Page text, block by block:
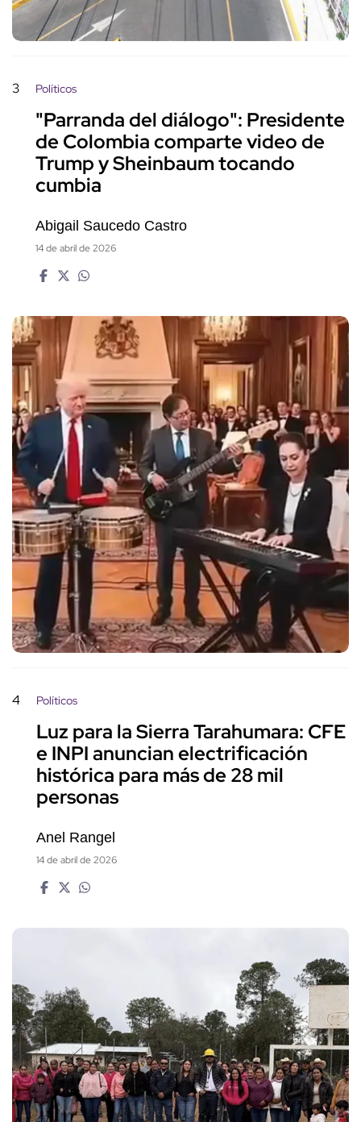
3 Políticos
"Parranda del diálogo": Presidente
de Colombia comparte video de
Trump y Sheinbaum tocando
cumbia
Abigail Saucedo Castro
14 de abril de 2026
4 Políticos
Luz para la Sierra Tarahumara: CFE
e INPI anuncian electrificación
histórica para más de 28 mil
personas
Anel Rangel
14 de abril de 2026